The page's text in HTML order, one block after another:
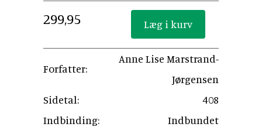
299,95
Forfatter:
Anne Lise Marstrand-
Jørgensen
Sidetal:
408
Indbinding:
Indbundet